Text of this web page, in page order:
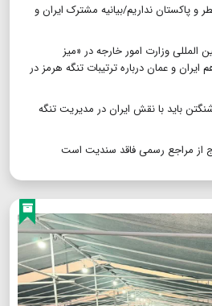
و پاکستان نداریم/بیانیه مشترک ایران و
وزارت امور خارجه در «میز
و عمان درباره ترتیبات تنگه هرمز در
باید با نقش ایران در مدیریت تنگه
از مراجع رسمی فاقد سندیت است